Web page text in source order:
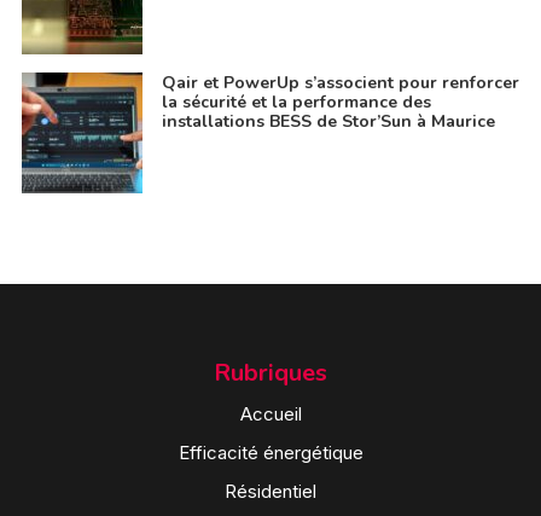
Qair et PowerUp s’associent pour renforcer
la sécurité et la performance des
installations BESS de Stor’Sun à Maurice
Rubriques
Accueil
Efficacité énergétique
Résidentiel